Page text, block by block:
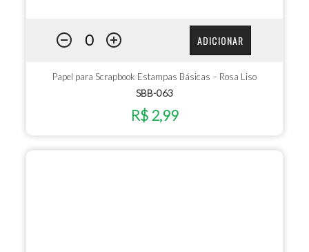
ADICIONAR
Papel para Scrapbook Estampas Básicas – Rosa Liso
SBB-063
R$ 2,99